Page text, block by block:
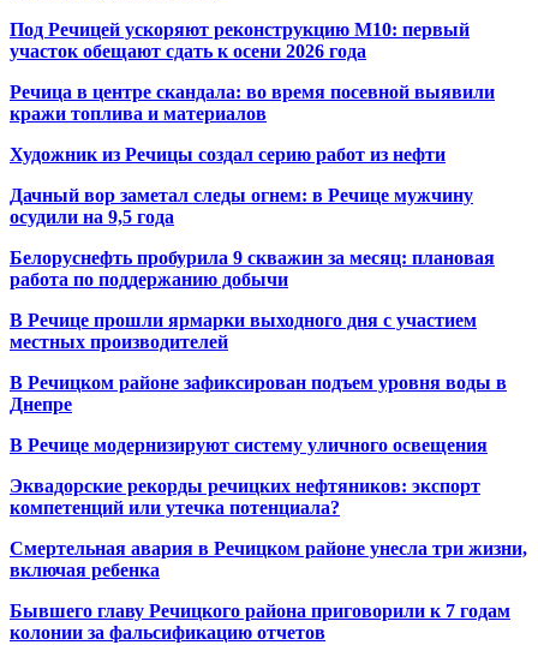
Под Речицей ускоряют реконструкцию М10: первый
участок обещают сдать к осени 2026 года
Речица в центре скандала: во время посевной выявили
кражи топлива и материалов
Художник из Речицы создал серию работ из нефти
Дачный вор заметал следы огнем: в Речице мужчину
осудили на 9,5 года
Белоруснефть пробурила 9 скважин за месяц: плановая
работа по поддержанию добычи
В Речице прошли ярмарки выходного дня с участием
местных производителей
В Речицком районе зафиксирован подъем уровня воды в
Днепре
В Речице модернизируют систему уличного освещения
Эквадорские рекорды речицких нефтяников: экспорт
компетенций или утечка потенциала?
Смертельная авария в Речицком районе унесла три жизни,
включая ребенка
Бывшего главу Речицкого района приговорили к 7 годам
колонии за фальсификацию отчетов